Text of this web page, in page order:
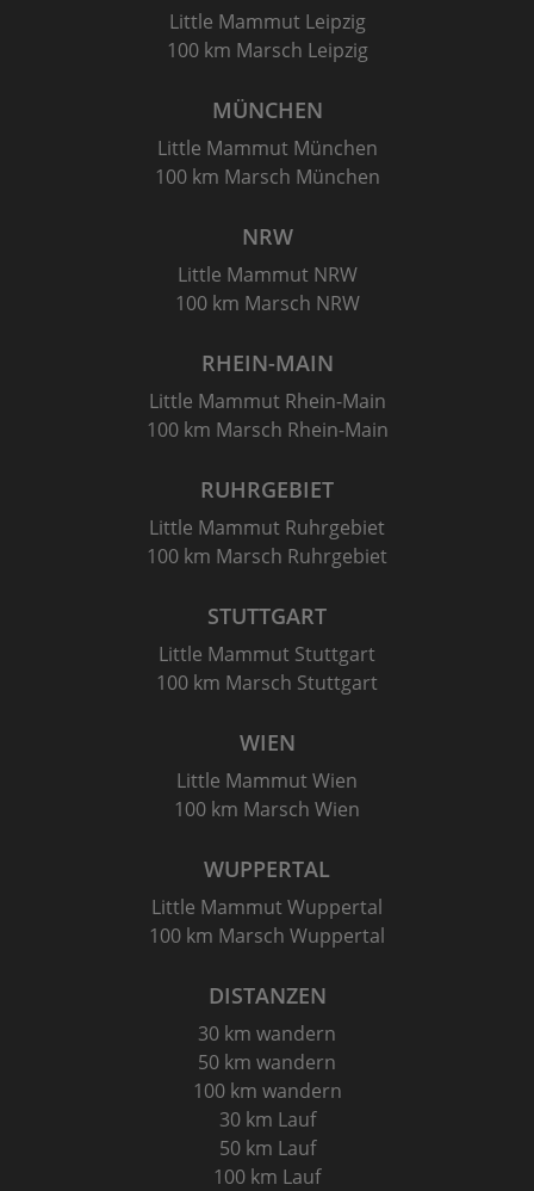
Little Mammut Leipzig
100 km Marsch Leipzig
MÜNCHEN
Little Mammut München
100 km Marsch München
NRW
Little Mammut NRW
100 km Marsch NRW
RHEIN-MAIN
Little Mammut Rhein-Main
100 km Marsch Rhein-Main
RUHRGEBIET
Little Mammut Ruhrgebiet
100 km Marsch Ruhrgebiet
STUTTGART
Little Mammut Stuttgart
100 km Marsch Stuttgart
WIEN
Little Mammut Wien
100 km Marsch Wien
WUPPERTAL
Little Mammut Wuppertal
100 km Marsch Wuppertal
DISTANZEN
30 km wandern
50 km wandern
100 km wandern
30 km Lauf
50 km Lauf
100 km Lauf